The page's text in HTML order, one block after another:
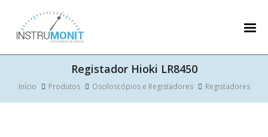
Registador Hioki LR8450
Início Produtos Osciloscópios e Registadores Registadores